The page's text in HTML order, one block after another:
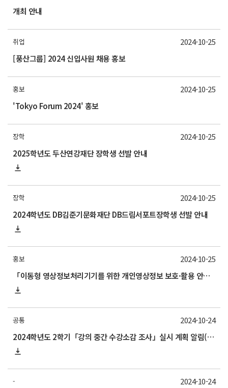
개최 안내
취업
[풍산그룹] 2024 신입사원 채용 홍보
2024-10-25
홍보
'Tokyo Forum 2024' 홍보
2024-10-25
장학
2025학년도 두산연강재단 장학생 선발 안내
2024-10-25
장학
2024학년도 DB김준기문화재단 DB드림서포트장학생 선발 안내
2024-10-25
홍보
「이동형 영상정보처리기기를 위한 개인영상정보 보호·활용 안내서」안내
2024-10-25
공통
2024학년도 2학기「강의 중간 수강소감 조사」실시 계획 알림(11/4 월요일까지)
2024-10-24
- 2024-10-24